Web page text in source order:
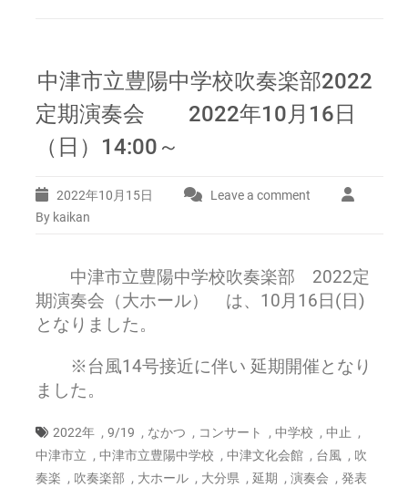
た
年
日
中津市立豊陽中学校吹奏楽部2022
定期演奏会 2022年10月16日
（日）14:00～
2022年10月15日
Leave a comment
By kaikan
中津市立豊陽中学校吹奏楽部 2022定
期演奏会（大ホール） は、10月16日(日)
となりました。
※台風14号接近に伴い 延期開催となり
ました。
2022年 , 9/19 , なかつ , コンサート , 中学校 , 中止 ,
中津市立 , 中津市立豊陽中学校 , 中津文化会館 , 台風 , 吹
奏楽 , 吹奏楽部 , 大ホール , 大分県 , 延期 , 演奏会 , 発表